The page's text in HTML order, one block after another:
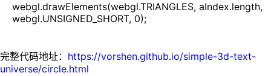
webgl.drawElements(webgl.TRIANGLES, aIndex.length,
webgl.UNSIGNED_SHORT, 0);
完整代码地址： https://vorshen.github.io/simple-3d-text-
universe/circle.html